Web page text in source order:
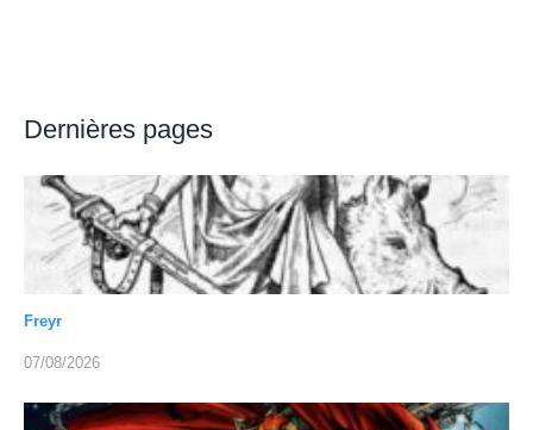
Dernières pages
Freyr
07/08/2026